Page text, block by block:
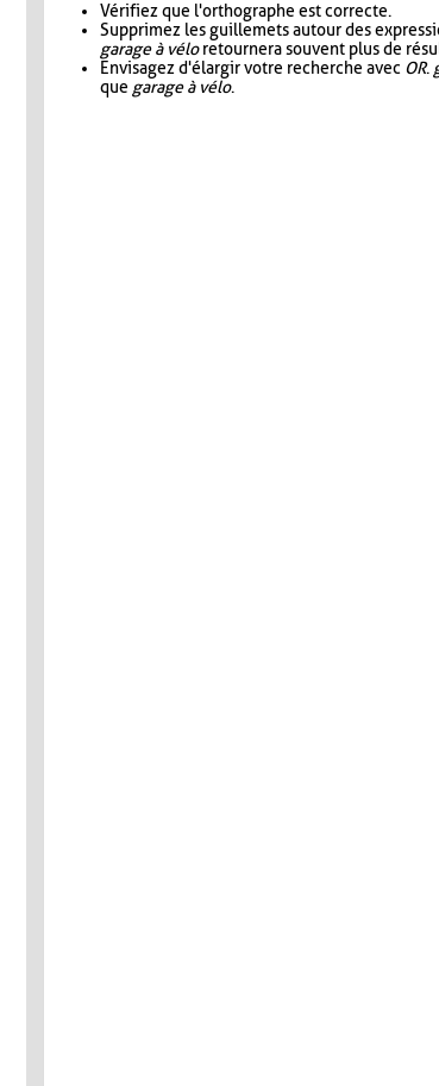
Vérifiez que l'orthographe est correcte.
Supprimez les guillemets autour des
garage à véloretournera souvent plus de
Envisagez d'élargir votre recherche avec OR.
que garage à vélo.